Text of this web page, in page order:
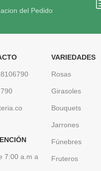
del Pedido
7:00 a.m a
VARIEDADES
Rosas
Girasoles
Bouquets
Jarrones
Fúnebres
Fruteros